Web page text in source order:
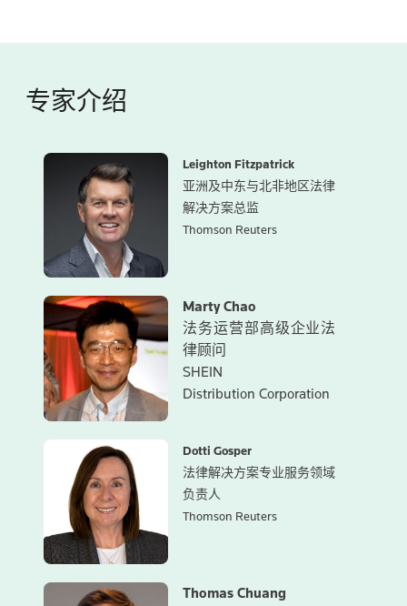
专家介绍
Leighton Fitzpatrick
亚洲及中东与北非地区法律
解决方案总监
Thomson Reuters
Marty Chao
法务运营部高级企业法
律顾问
SHEIN
Distribution Corporation
Dotti Gosper
法律解决方案专业服务领域
负责人
Thomson Reuters
Thomas Chuang